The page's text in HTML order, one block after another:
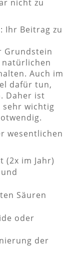
nicht zu
Ihr Beitrag zu
Grundstein
natürlichen
Auch im
dafür tun,
Daher ist
sehr wichtig
wesentlichen
(2x im Jahr)
Säuren
oder
der